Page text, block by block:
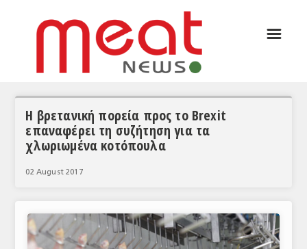
ΣΥΝΕΝΤΕΥΞΕΙΣ
ΚΟΣΜΟΣ
ΕΙΔΗΣΕΙΣ
☰
Η βρετανική πορεία προς το Brexit
επαναφέρει τη συζήτηση για τα
χλωριωμένα κοτόπουλα
02 August 2017